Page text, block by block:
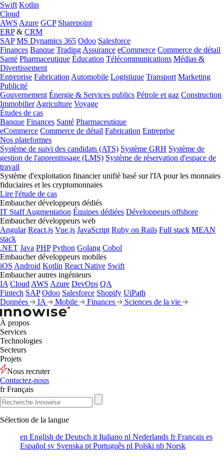
Swift Kotlin
Cloud
AWS Azure GCP Sharepoint
ERP& CRM
SAP MS Dynamics 365 Odoo Salesforce
Finances Banque Trading Assurance eCommerce Commerce de détail
Santé Pharmaceutique Éducation Télécommunications Médias &
Divertissement
Entreprise Fabrication Automobile Logistique Transport Marketing
Publicité
Gouvernement Énergie & Services publics Pétrole et gaz Construction
Immobilier Agriculture Voyage
Études de cas
Banque Finances Santé Pharmaceutique
eCommerce Commerce de détail Fabrication Entreprise
Nos plateformes
Système de suivi des candidats (ATS) Système GRH Système de
gestion de l'apprentissage (LMS) Système de réservation d'espace de
travail
Système d'exploitation financier unifié basé sur l'IA pour les monnaies
fiduciaires et les cryptomonnaies
Lire l'étude de cas
Embaucher développeurs dédiés
IT Staff Augmentation Équipes dédiées Développeurs offshore
Embaucher développeurs web
Angular React.js Vue.js JavaScript Ruby on Rails Full stack MEAN
stack
.NET Java PHP Python Golang Cobol
Embaucher développeurs mobiles
iOS Android Kotlin React Native Swift
Embaucher autres ingénieurs
IA Cloud AWS Azure DevOps QA
Fintech SAP Odoo Salesforce Shopify UiPath
Données
IA Mobile Finances Sciences de la vie
À propos
Services
Technologies
Secteurs
Projets
Nous recruter
Contactez-nous
fr Français
Sélection de la langue
en English de Deutsch it Italiano nl Nederlands frFrançais es
Español sv Svenska pt Português pl Polski nb Norsk